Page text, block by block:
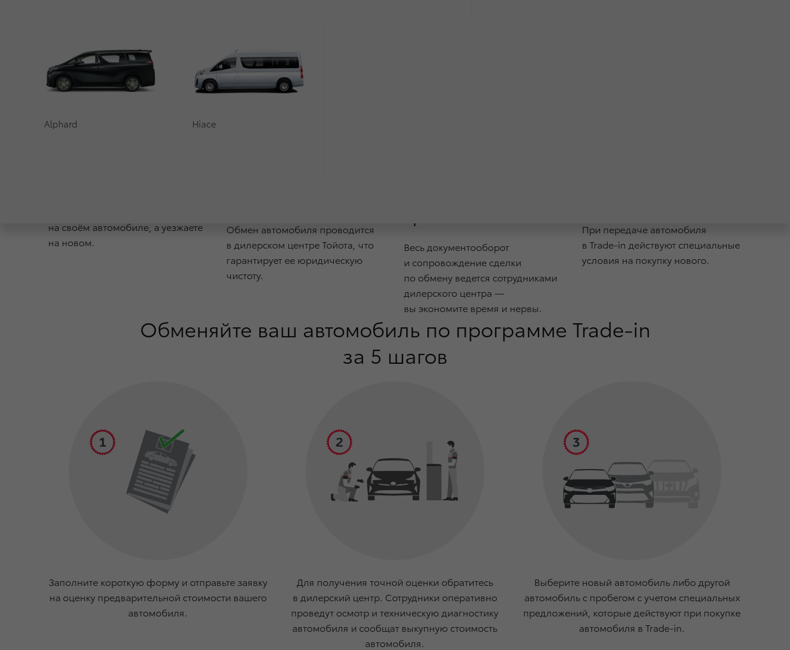
Alphard Hiace
на своём автомобиле, а уезжаете
на новом.
Обмен автомобиля проводится
в дилерском центре Тойота, что
гарантирует ее юридическую
чистоту.
Весь документооборот
и сопровождение сделки
по обмену ведется сотрудниками
дилерского центра —
вы экономите время и нервы.
При передаче автомобиля
в Trade-in действуют специальные
условия на покупку нового.
Обменяйте ваш автомобиль по программе Trade-in
за 5 шагов
Заполните короткую форму и отправьте заявку
на оценку предварительной стоимости вашего
автомобиля.
Для получения точной оценки обратитесь
в дилерский центр. Сотрудники оперативно
проведут осмотр и техническую диагностику
автомобиля и сообщат выкупную стоимость
автомобиля.
Выберите новый автомобиль либо другой
автомобиль с пробегом с учетом специальных
предложений, которые действуют при покупке
автомобиля в Trade-in.